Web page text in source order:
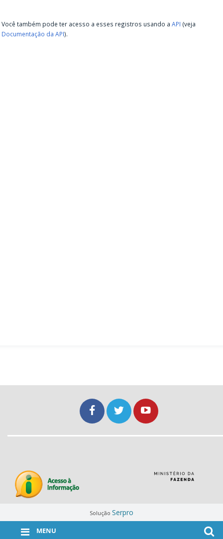
MENU
Você também pode ter acesso a esses registros usando a API (veja
Documentação da API).
Solução Serpro